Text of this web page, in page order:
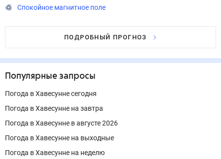
Спокойное магнитное поле
ПОДРОБНЫЙ ПРОГНОЗ
Популярные запросы
Погода в Хавесунне сегодня
Погода в Хавесунне на завтра
Погода в Хавесунне в августе 2026
Погода в Хавесунне на выходные
Погода в Хавесунне на неделю